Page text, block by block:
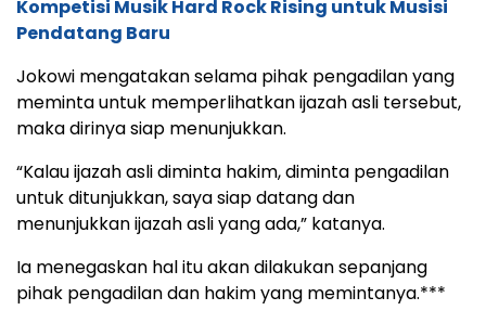
Kompetisi Musik Hard Rock Rising untuk Musisi
Pendatang Baru
Jokowi mengatakan selama pihak pengadilan yang
meminta untuk memperlihatkan ijazah asli tersebut,
maka dirinya siap menunjukkan.
“Kalau ijazah asli diminta hakim, diminta pengadilan
untuk ditunjukkan, saya siap datang dan
menunjukkan ijazah asli yang ada,” katanya.
Ia menegaskan hal itu akan dilakukan sepanjang
pihak pengadilan dan hakim yang memintanya.***